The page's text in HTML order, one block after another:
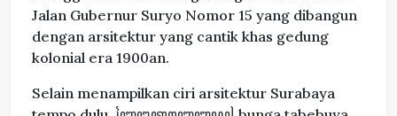
Jalan Gubernur Suryo Nomor 15 yang dibangun
dengan arsitektur yang cantik khas gedung
kolonial era 1900an.
Selain menampilkan ciri arsitektur Surabaya